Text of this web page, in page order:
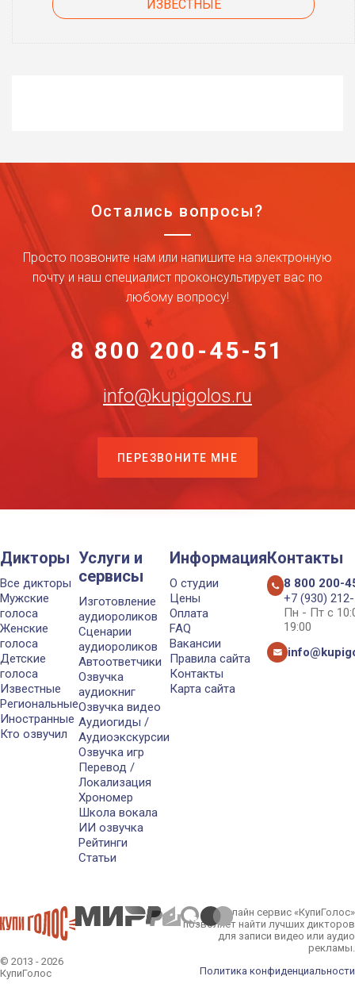
ИЗВЕСТНЫЕ
Остались вопросы?
Просто позвоните нам или напишите на электронную
почту и наш специалист проконсультирует вас по
любому вопросу!
8 800 200-45-51
info@kupigolos.ru
ПЕРЕЗВОНИТЕ МНЕ
Дикторы
Все дикторы
Мужские
голоса
Женские
голоса
Детские
голоса
Известные
Региональные
Иностранные
Кто озвучил
Услуги и
сервисы
Изготовление
аудиороликов
Сценарии
аудиороликов
Автоответчики
Озвучка
аудиокниг
Озвучка видео
Аудиогиды /
Аудиоэкскурсии
Озвучка игр
Перевод /
Локализация
Хрономер
Школа вокала
ИИ озвучка
Рейтинги
Статьи
Информация
О студии
Цены
Оплата
FAQ
Вакансии
Правила сайта
Контакты
Карта сайта
Контакты
8 800 200-
+7 (930)
Пн - Пт с
19:00
© 2013 - 2026
КупиГолос
Онлайн сервис «КупиГолос»
позволяет найти лучших дикторов
для записи видео или аудио
рекламы.
Политика конфиденциальности